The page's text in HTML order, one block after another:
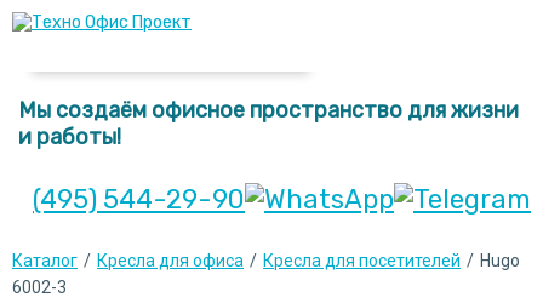
Мы создаём офисное пространство для жизни
и работы!
(495) 544-29-90
Каталог / Кресла для офиса / Кресла для посетителей / Hugo
6002-3